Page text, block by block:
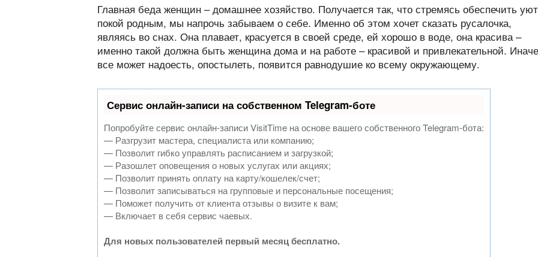
Главная беда женщин – домашнее хозяйство. Получается так, что стремясь обеспечить
покой родным, мы напрочь забываем о себе. Именно об этом хочет сказать русалочка,
являясь во снах. Она плавает, красуется в своей среде, ей хорошо в воде, она красива –
именно такой должна быть женщина дома и на работе – красивой и привлекательной. Иначе
все может надоесть, опостылеть, появится равнодушие ко всему окружающему.
Сервис онлайн-записи на собственном Telegram-боте
Попробуйте сервис онлайн-записи VisitTime на основе вашего собственного Telegram-бота:
— Разгрузит мастера, специалиста или компанию;
— Позволит гибко управлять расписанием и загрузкой;
— Разошлет оповещения о новых услугах или акциях;
— Позволит принять оплату на карту/кошелек/счет;
— Позволит записываться на групповые и персональные посещения;
— Поможет получить от клиента отзывы о визите к вам;
— Включает в себя сервис чаевых.
Для новых пользователей первый месяц бесплатно.